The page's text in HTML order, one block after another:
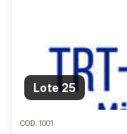
Lote 25
COD. 1001